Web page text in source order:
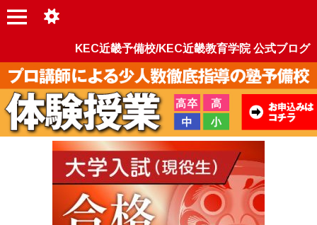
KEC近畿予備校/KEC近畿教育学院 公式ブログ